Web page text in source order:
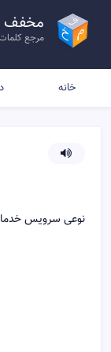
مخفف
مرجع
خانه
نوعی سرویس